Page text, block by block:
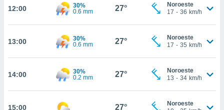
todos os
no
um perfil
12:00
30%
0.6 mm
27°
Noroeste
17 - 36 km/h
13:00
30%
0.6 mm
27°
Noroeste
17 - 35 km/h
14:00
30%
0.2 mm
27°
Noroeste
13 - 34 km/h
15:00 27°
Noroeste